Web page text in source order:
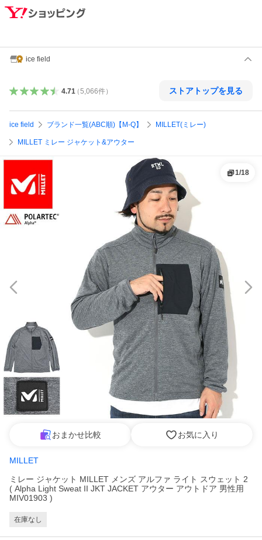
ice field
4.71（5,066件） ストアトップを見る
ice field ブランド一覧(ABC順)【M-Q】 MILLET(ミレー)
MILLET ミレー ジャケット&アウター
1/18
おまかせ比較 お気に入り
MILLET
ミレー ジャケット MILLET メンズ アルファ ライト スウェット 2
( Alpha Light Sweat II JKT JACKET アウター アウトドア 男性用
MIV01903 )
在庫なし